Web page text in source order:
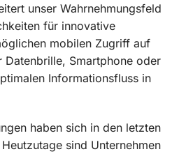
unser Wahrnehmungsfeld
für innovative
mobilen Zugriff auf
Datenbrille, Smartphone oder
Informationsfluss in
haben sich in den letzten
sind Unternehmen